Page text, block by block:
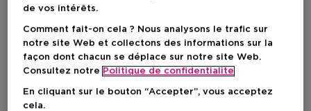
de vos intérêts.
Comment fait-on cela ? Nous analysons le trafic sur
notre site Web et collectons des informations sur la
façon dont chacun se déplace sur notre site Web.
Consultez notre Politique de confidentialite
En cliquant sur le bouton “Accepter”, vous acceptez
cela.